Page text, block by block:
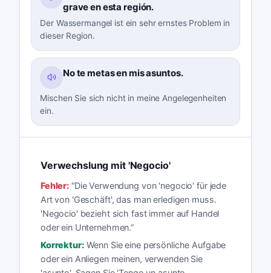
grave en esta región.
Der Wassermangel ist ein sehr ernstes Problem in
dieser Region.
No te metas en mis asuntos.
Mischen Sie sich nicht in meine Angelegenheiten
ein.
Verwechslung mit 'Negocio'
Fehler: “Die Verwendung von 'negocio' für jede
Art von 'Geschäft', das man erledigen muss.
'Negocio' bezieht sich fast immer auf Handel
oder ein Unternehmen.”
Korrektur: Wenn Sie eine persönliche Aufgabe
oder ein Anliegen meinen, verwenden Sie